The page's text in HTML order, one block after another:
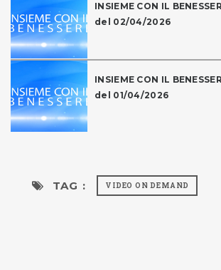
INSIEME CON IL
del 02/04/2026
INSIEME CON IL
del 01/04/2026
TAG : VIDEO ON DEMAND